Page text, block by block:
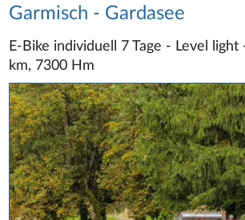
Garmisch - Gardasee
E-Bike individuell 7 Tage - Level
km, 7300 Hm